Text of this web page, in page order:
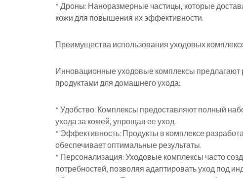
* Дроны: Наноразмерные частицы, которые
кожи для повышения их эффективности.
Преимущества использования уходовых
Инновационные уходовые комплексы
продуктами для домашнего ухода:
* Удобство: Комплексы предоставляют полный
ухода за кожей, упрощая ее уход.
* Эффективность: Продукты в комплексе
обеспечивает оптимальные результаты.
* Персонализация: Уходовые комплексы часто
потребностей, позволяя адаптировать уход под